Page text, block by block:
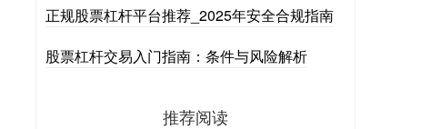
正规股票杠杆平台推荐_2025年安全合规指南
股票杠杆交易入门指南：条件与风险解析
推荐阅读